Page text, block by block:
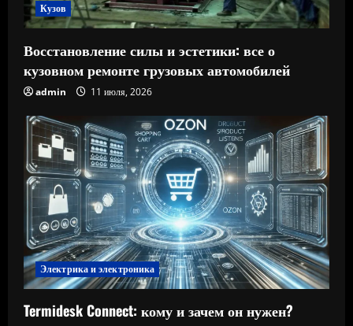
Кузов
Восстановление силы и эстетики: все о
кузовном ремонте грузовых автомобилей
admin 11 июля, 2026
Электрика и электроника
Termidesk Connect: кому и зачем он нужен?